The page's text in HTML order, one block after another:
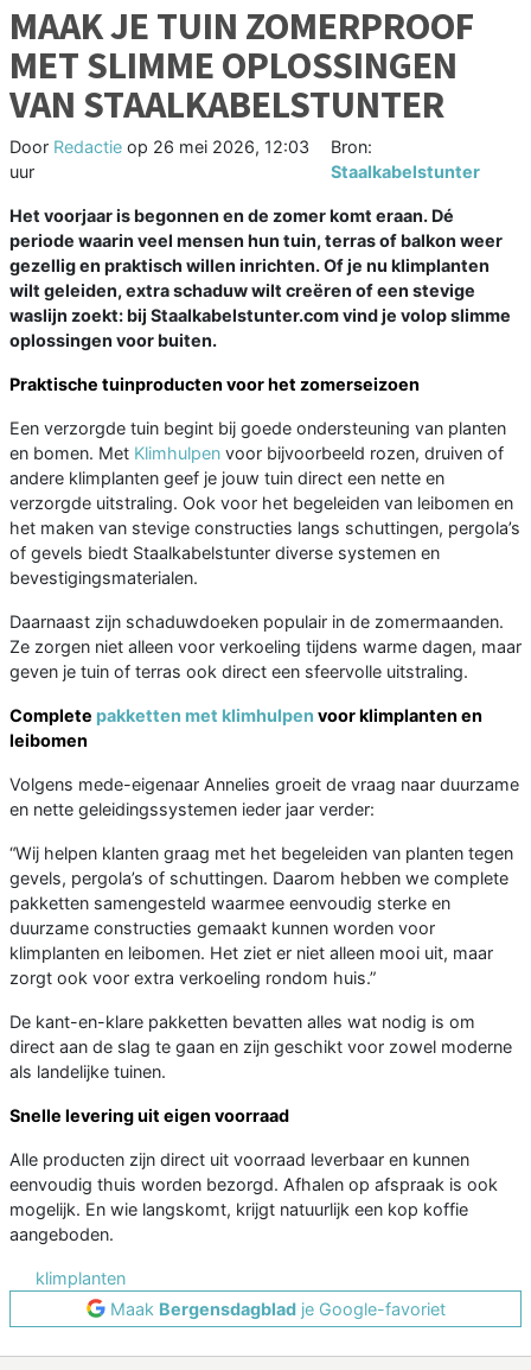
MAAK JE TUIN ZOMERPROOF
MET SLIMME OPLOSSINGEN
VAN STAALKABELSTUNTER
Door Redactie op 26 mei 2026, 12:03
uur
Bron:
Staalkabelstunter
Het voorjaar is begonnen en de zomer komt eraan. Dé
periode waarin veel mensen hun tuin, terras of balkon weer
gezellig en praktisch willen inrichten. Of je nu klimplanten
wilt geleiden, extra schaduw wilt creëren of een stevige
waslijn zoekt: bij Staalkabelstunter.com vind je volop slimme
oplossingen voor buiten.
Praktische tuinproducten voor het zomerseizoen
Een verzorgde tuin begint bij goede ondersteuning van planten
en bomen. Met Klimhulpen voor bijvoorbeeld rozen, druiven of
andere klimplanten geef je jouw tuin direct een nette en
verzorgde uitstraling. Ook voor het begeleiden van leibomen en
het maken van stevige constructies langs schuttingen, pergola’s
of gevels biedt Staalkabelstunter diverse systemen en
bevestigingsmaterialen.
Daarnaast zijn schaduwdoeken populair in de zomermaanden.
Ze zorgen niet alleen voor verkoeling tijdens warme dagen, maar
geven je tuin of terras ook direct een sfeervolle uitstraling.
Complete pakketten met klimhulpen voor klimplanten en
leibomen
Volgens mede-eigenaar Annelies groeit de vraag naar duurzame
en nette geleidingssystemen ieder jaar verder:
“Wij helpen klanten graag met het begeleiden van planten tegen
gevels, pergola’s of schuttingen. Daarom hebben we complete
pakketten samengesteld waarmee eenvoudig sterke en
duurzame constructies gemaakt kunnen worden voor
klimplanten en leibomen. Het ziet er niet alleen mooi uit, maar
zorgt ook voor extra verkoeling rondom huis.”
De kant-en-klare pakketten bevatten alles wat nodig is om
direct aan de slag te gaan en zijn geschikt voor zowel moderne
als landelijke tuinen.
Snelle levering uit eigen voorraad
Alle producten zijn direct uit voorraad leverbaar en kunnen
eenvoudig thuis worden bezorgd. Afhalen op afspraak is ook
mogelijk. En wie langskomt, krijgt natuurlijk een kop koffie
aangeboden.
klimplanten
Maak Bergensdagbladje Google-favoriet